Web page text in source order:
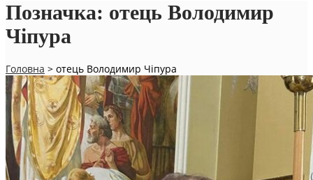
Позначка: отець Володимир
Чіпура
Головна > отець Володимир Чіпура